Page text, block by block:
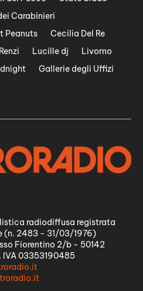
Carabinieri
Peanuts
Cecilia Del Re
Lucille dj
Livorno
Gallerie degli Uffizi
radiodiffusa registrata
(n. 2483 - 31/03/1976)
Fiorentino 2/b - 50142
IVA 03353190485